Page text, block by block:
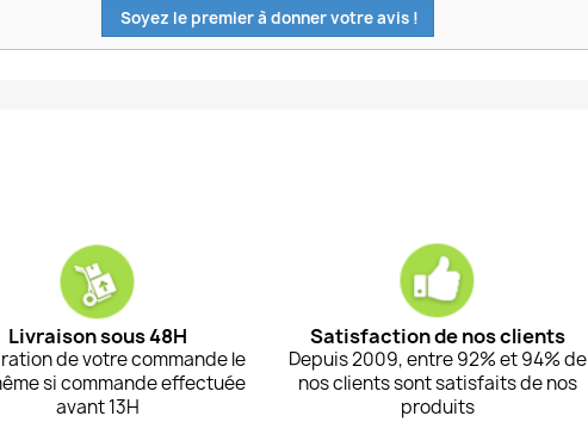
Soyez le premier à donner votre avis !
Livraison sous 48H
de votre commande le
si commande effectuée
avant 13H
Satisfaction de nos clients
Depuis 2009, entre 92% et 94% de
nos clients sont satisfaits de nos
produits